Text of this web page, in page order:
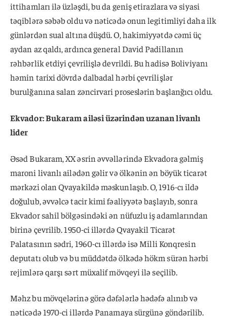
ittihamları ilə üzləşdi, bu da geniş etirazlara və siyasi
təqiblərə səbəb oldu və nəticədə onun legitimliyi daha ilk
günlərdən sual altına düşdü. O, hakimiyyətdə cəmi üç
aydan az qaldı, ardınca general David Padillanın
rəhbərlik etdiyi çevrilişlə devrildi. Bu hadisə Boliviyanı
həmin tarixi dövrdə dalbadal hərbi çevrilişlər
burulğanına salan zəncirvari proseslərin başlanğıcı oldu.
Ekvador: Bukaram ailəsi üzərindən uzanan livanlı
lider
Əsəd Bukaram, XX əsrin əvvəllərində Ekvadora gəlmiş
maroni livanlı ailədən gəlir və ölkənin ən böyük ticarət
mərkəzi olan Qvayakildə məskunlaşıb. O, 1916-cı ildə
doğulub, əvvəlcə tacir kimi fəaliyyətə başlayıb, sonra
Ekvador sahil bölgəsindəki ən nüfuzlu iş adamlarından
birinə çevrilib. 1950-ci illərdə Qvayakil Ticarət
Palatasının sədri, 1960-cı illərdə isə Milli Konqresin
deputatı olub və bu müddətdə ölkədə hökm sürən hərbi
rejimlərə qarşı sərt müxalif mövqeyi ilə seçilib.
Məhz bu mövqelərinə görə dəfələrlə hədəfə alınıb və
nəticədə 1970-ci illərdə Panamaya sürgünə göndərilib.